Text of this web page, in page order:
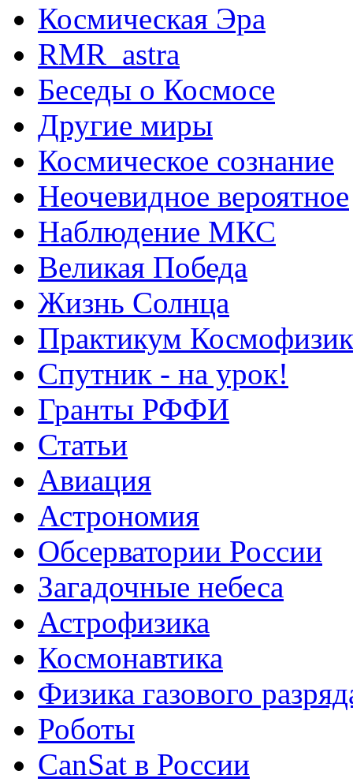
Космическая Эра
RMR_astra
Беседы о Космосе
Другие миры
Космическое сознание
Неочевидное вероятное
Наблюдение МКС
Великая Победа
Жизнь Солнца
Практикум
Спутник - на урок!
Гранты РФФИ
Статьи
Авиация
Астрономия
Обсерватории России
Загадочные небеса
Астрофизика
Космонавтика
Физика газового
Роботы
CanSat в России